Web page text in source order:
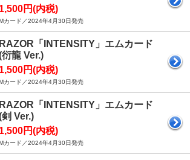
1,500円(内税)
カード／2024年4月30日発売
RAZOR「INTENSITY」エムカード
衍龍 Ver.)
1,500円(内税)
カード／2024年4月30日発売
RAZOR「INTENSITY」エムカード
剣 Ver.)
1,500円(内税)
カード／2024年4月30日発売